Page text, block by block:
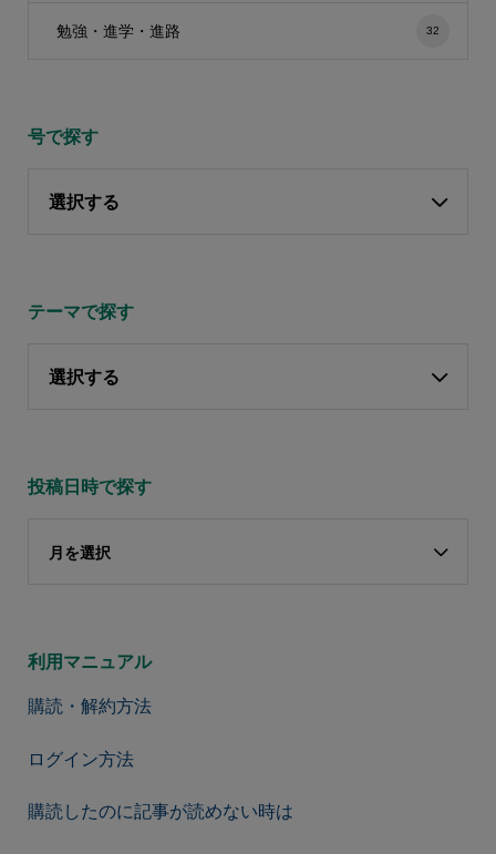
勉強・進学・進路 32
号で探す
選択する
テーマで探す
選択する
投稿日時で探す
月を選択
利用マニュアル
購読・解約方法
ログイン方法
購読したのに記事が読めない時は